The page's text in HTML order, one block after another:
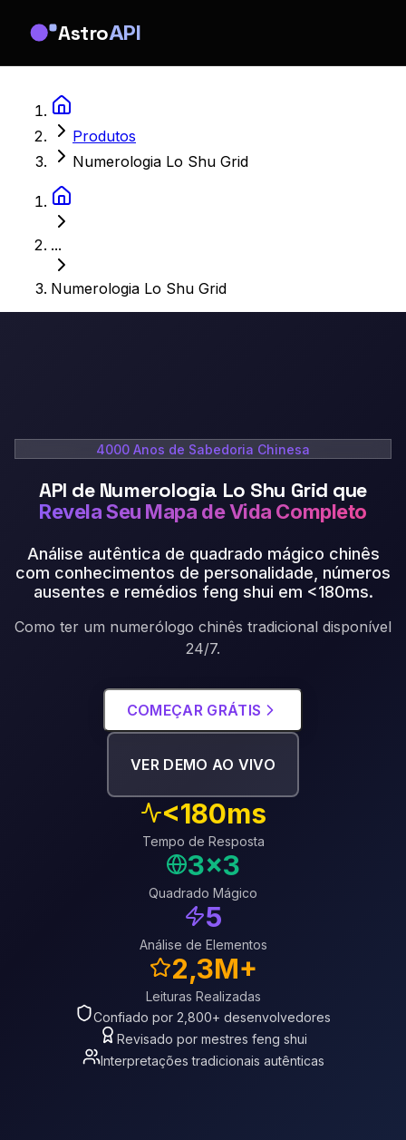
AstroAPI
Produtos
Numerologia Lo Shu Grid
...
Numerologia Lo Shu Grid
4000 Anos de Sabedoria Chinesa
API de Numerologia Lo Shu Grid que
Revela Seu Mapa de Vida Completo
Análise autêntica de quadrado mágico chinês
com conhecimentos de personalidade, números
ausentes e remédios feng shui em <180ms.
Como ter um numerólogo chinês tradicional disponível
24/7.
COMEÇAR GRÁTIS
VER DEMO AO VIVO
<180ms
Tempo de Resposta
3x3
Quadrado Mágico
5
Análise de Elementos
2,3M+
Leituras Realizadas
Confiado por 2,800+ desenvolvedores
Revisado por mestres feng shui
Interpretações tradicionais autênticas